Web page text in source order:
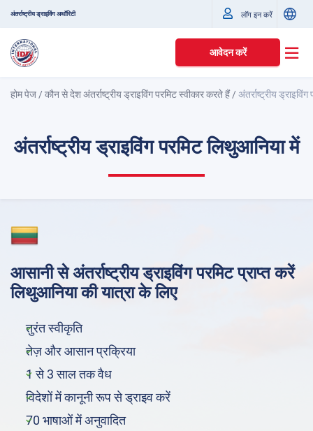
अंतर्राष्ट्रीय ड्राइविंग अथॉरिटी लॉग इन करें
आवेदन करें
होम पेज /कौन से देश अंतर्राष्ट्रीय ड्राइविंग परमिट स्वीकार करते हैं/अंतर्राष्ट्रीय
अंतर्राष्ट्रीय ड्राइविंग परमिट लिथुआनिया में
आसानी से अंतर्राष्ट्रीय ड्राइविंग परमिट प्राप्त करें
लिथुआनिया की यात्रा के लिए
तुरंत स्वीकृति
तेज़ और आसान प्रक्रिया
1 से 3 साल तक वैध
विदेशों में कानूनी रूप से ड्राइव करें
70 भाषाओं में अनुवादित